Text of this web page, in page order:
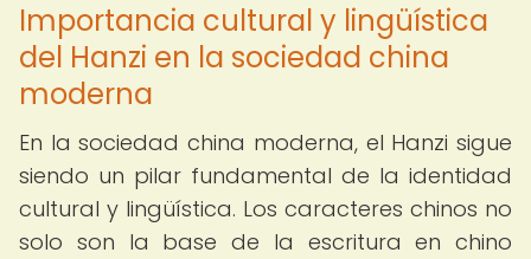
Importancia cultural y lingüística
del Hanzi en la sociedad china
moderna
En la sociedad china moderna, el Hanzi sigue
siendo un pilar fundamental de la identidad
cultural y lingüística. Los caracteres chinos no
solo son la base de la escritura en chino